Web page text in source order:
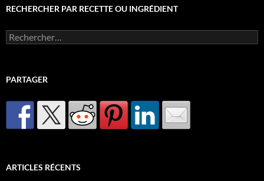
RECHERCHER PAR RECETTE OU INGRÉDIENT
Rechercher :
PARTAGER
ARTICLES RÉCENTS